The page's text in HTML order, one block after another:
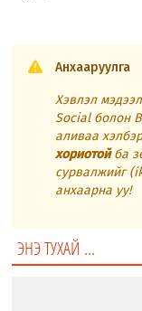
Анхааруулга
Хэвлэл
Social болон
аливаа
хориотойба
сурвалжийг
анхаарна уу!
ЭНЭ ТУХАЙ ...